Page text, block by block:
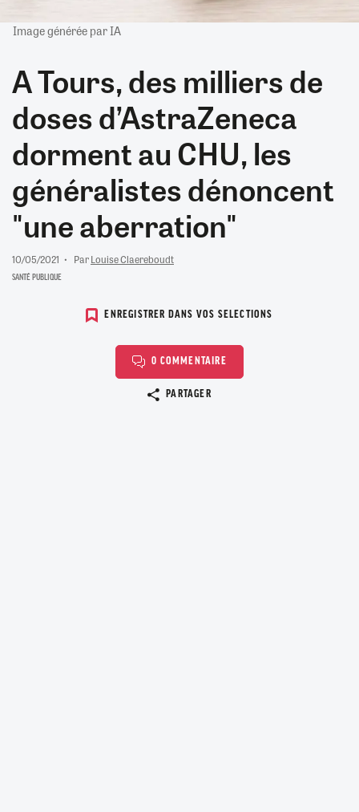
Image générée par IA
A Tours, des milliers de
doses d’AstraZeneca
dorment au CHU, les
généralistes dénoncent
"une aberration"
10/05/2021 ParLouise Claereboudt
SANTÉ PUBLIQUE
ENREGISTRER DANS VOS SELECTIONS
0 COMMENTAIRE
PARTAGER